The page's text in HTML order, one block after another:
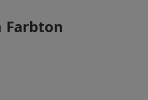
Farbton